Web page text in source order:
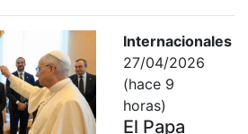
Internacionales
27/04/2026
(hace 9
horas)
El Papa